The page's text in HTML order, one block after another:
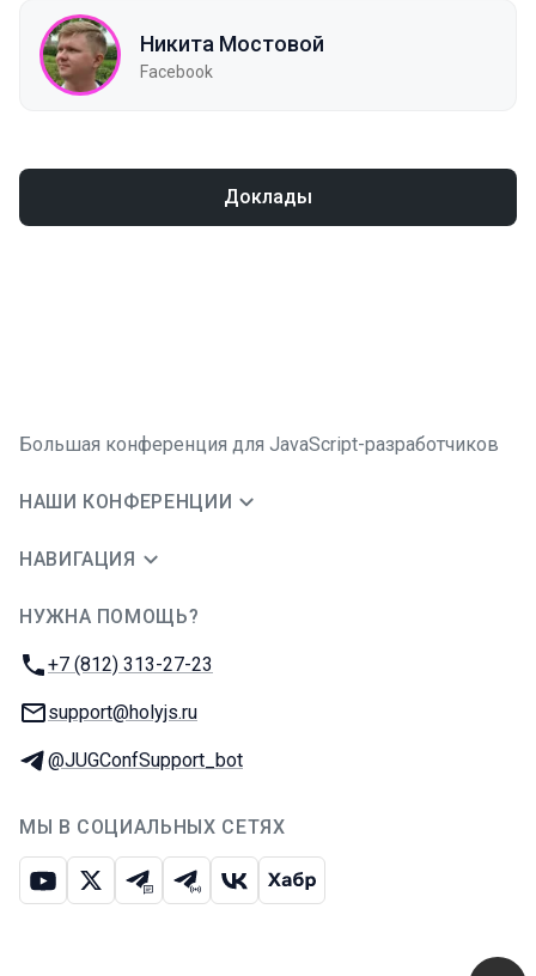
Никита Мостовой
Facebook
Доклады
Большая конференция для JavaScript-разработчиков
НАШИ КОНФЕРЕНЦИИ
НАВИГАЦИЯ
НУЖНА ПОМОЩЬ?
Телефон:
+7 (812) 313-27-23
E-mail:
support@holyjs.ru
Телеграм:
@JUGConfSupport_bot
МЫ В СОЦИАЛЬНЫХ СЕТЯХ
ЮтубИкс Телеграм-чат
Телеграм-канал
ВКонтакте
Хабр